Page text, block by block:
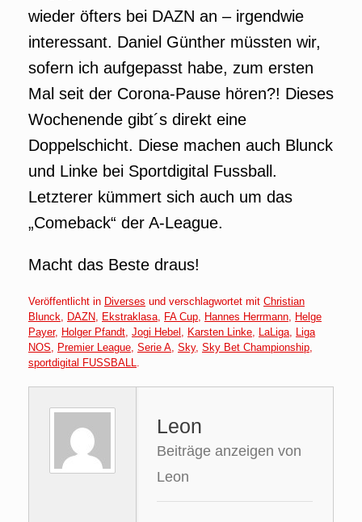
wieder öfters bei DAZN an – irgendwie
interessant. Daniel Günther müssten wir,
sofern ich aufgepasst habe, zum ersten
Mal seit der Corona-Pause hören?! Dieses
Wochenende gibt´s direkt eine
Doppelschicht. Diese machen auch Blunck
und Linke bei Sportdigital Fussball.
Letzterer kümmert sich auch um das
„Comeback“ der A-League.
Macht das Beste draus!
Veröffentlicht in Diverses und verschlagwortet mit Christian
Blunck
DAZN Ekstraklasa FA Cup Hannes Herrmann Helge
Payer, Holger Pfandt Jogi Hebel Karsten Linke LaLiga Liga
NOS
Premier League Serie A Sky, Sky Bet Championship
sportdigital FUSSBALL
Leon
Beiträge anzeigen von
Leon